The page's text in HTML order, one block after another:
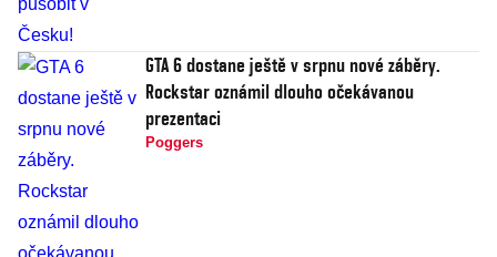
GTA 6 dostane ještě v srpnu nové záběry.
Rockstar oznámil dlouho očekávanou
prezentaci
Poggers